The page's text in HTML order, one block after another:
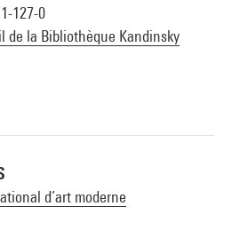
127-0
de la Bibliothèque Kandinsky
d’art moderne